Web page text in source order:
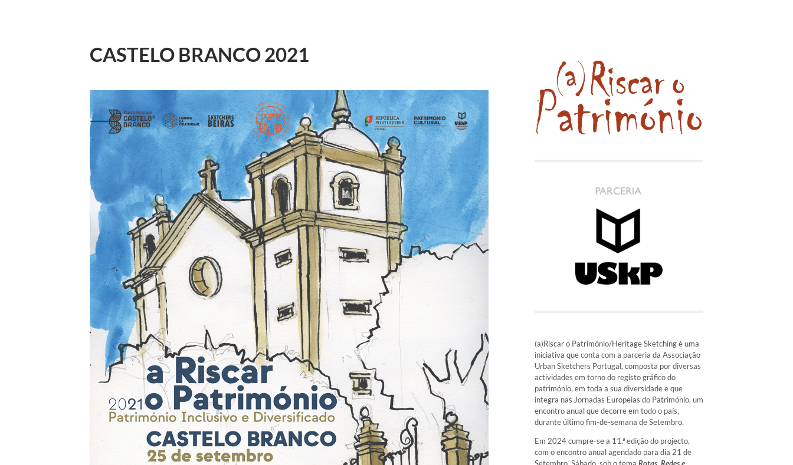
CASTELO BRANCO 2021
(a)Riscar o Património/Heritage Sketching é uma
iniciativa que conta com a parceria da Associação
Urban Sketchers Portugal, composta por diversas
actividades em torno do registo gráfico do
património, em toda a sua diversidade e que
integra nas Jornadas Europeias do Património, um
encontro anual que decorre em todo o país,
durante último fim-de-semana de Setembro.
Em 2024 cumpre-se a 11.ª edição do projecto,
com o encontro anual agendado para dia 21 de
Setembro, Sábado, sob o tema Rotas, Redes e